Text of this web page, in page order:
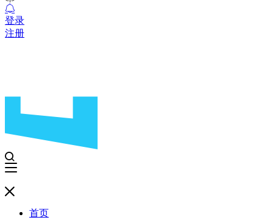
登录
注册
首页